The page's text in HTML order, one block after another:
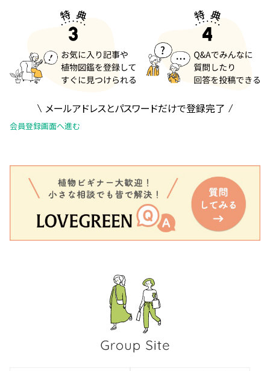
メールアドレスとパスワードだけで登録完了
会員登録画面へ進む